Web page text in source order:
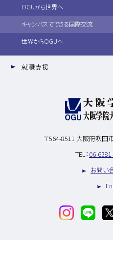
OGUから世界へ
キャンパスでできる国際交流
世界からOGUへ
就職支援
〒564-8511 大阪府吹田
TEL： 06-
お問い